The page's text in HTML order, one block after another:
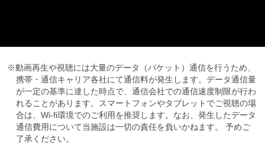
※動画再生や視聴には大量のデータ（パケット）通信を行うため、
携帯・通信キャリア各社にて通信料が発生します。データ通信量
が一定の基準に達した時点で、通信会社での通信速度制限が行わ
れることがあります。スマートフォンやタブレットでご視聴の場
合は、Wi-fi環境でのご利用を推奨します。なお、発生したデータ
通信費用について当施設は一切の責任を負いかねます。 予めご
了承ください。